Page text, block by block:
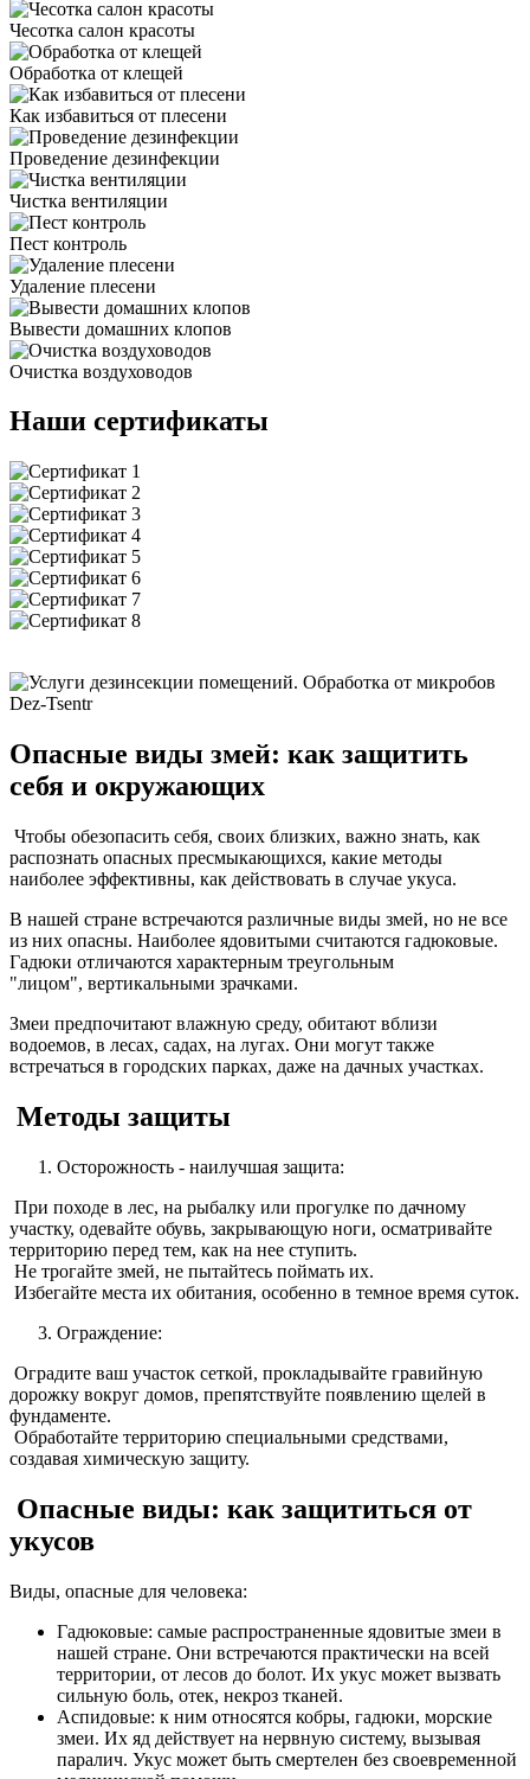
Чесотка салон красоты
Обработка от клещей
Как избавиться от плесени
Проведение дезинфекции
Чистка вентиляции
Пест контроль
Удаление плесени
Вывести домашних клопов
Очистка воздуховодов
Наши сертификаты
Опасные виды змей: как защитить
себя и окружающих
Чтобы обезопасить себя, своих близких, важно знать, как
распознать опасных пресмыкающихся, какие методы
наиболее эффективны, как действовать в случае укуса.
В нашей стране встречаются различные виды змей, но не все
из них опасны. Наиболее ядовитыми считаются гадюковые.
Гадюки отличаются характерным треугольным
"лицом", вертикальными зрачками.
Змеи предпочитают влажную среду, обитают вблизи
водоемов, в лесах, садах, на лугах. Они могут также
встречаться в городских парках, даже на дачных участках.
Методы защиты
Осторожность - наилучшая защита:
При походе в лес, на рыбалку или прогулке по дачному
участку, одевайте обувь, закрывающую ноги, осматривайте
территорию перед тем, как на нее ступить.
Не трогайте змей, не пытайтесь поймать их.
Избегайте места их обитания, особенно в темное время суток.
Ограждение:
Оградите ваш участок сеткой, прокладывайте гравийную
дорожку вокруг домов, препятствуйте появлению щелей в
фундаменте.
Обработайте территорию специальными средствами,
создавая химическую защиту.
Опасные виды: как защититься от
укусов
Виды, опасные для человека:
Гадюковые: самые распространенные ядовитые змеи в
нашей стране. Они встречаются практически на всей
территории, от лесов до болот. Их укус может вызвать
сильную боль, отек, некроз тканей.
Аспидовые: к ним относятся кобры, гадюки, морские
змеи. Их яд действует на нервную систему, вызывая
паралич. Укус может быть смертелен без своевременной